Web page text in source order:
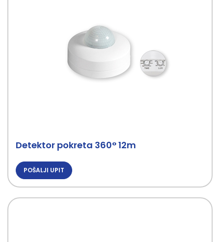
Detektor pokreta 360° 12m
POŠALJI UPIT